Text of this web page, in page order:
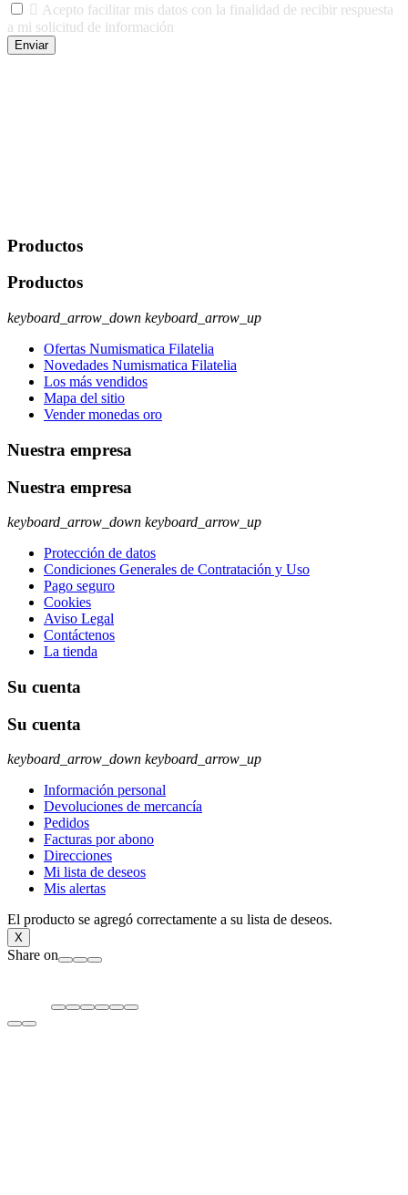
 Acepto facilitar mis datos con la finalidad de recibir respuesta
a mi solicitud de información
Enviar
Productos
Productos
keyboard_arrow_down keyboard_arrow_up
Ofertas Numismatica Filatelia
Novedades Numismatica Filatelia
Los más vendidos
Mapa del sitio
Vender monedas oro
Nuestra empresa
Nuestra empresa
keyboard_arrow_down keyboard_arrow_up
Protección de datos
Condiciones Generales de Contratación y Uso
Pago seguro
Cookies
Aviso Legal
Contáctenos
La tienda
Su cuenta
Su cuenta
keyboard_arrow_down keyboard_arrow_up
Información personal
Devoluciones de mercancía
Pedidos
Facturas por abono
Direcciones
Mi lista de deseos
Mis alertas
El producto se agregó correctamente a su lista de deseos.
X
Share on